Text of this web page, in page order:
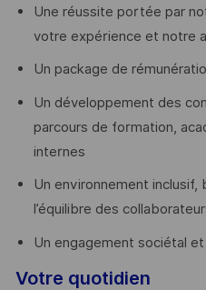
Une réussite portée par
votre expérience et notre
Un package de
Un développement des
parcours de formation,
internes
Un environnement
l’équilibre des
Un engagement sociétal
Votre quotidien